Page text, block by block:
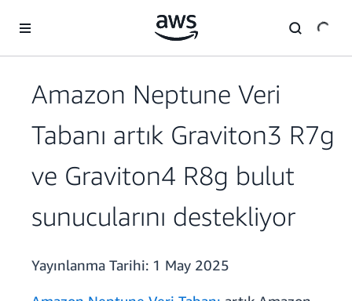
Amazon Neptune Veri
Tabanı artık Graviton3 R7g
ve Graviton4 R8g bulut
sunucularını destekliyor
Yayınlanma Tarihi: 1 May 2025